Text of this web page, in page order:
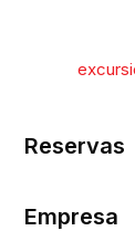
para
Reservas
Empresa